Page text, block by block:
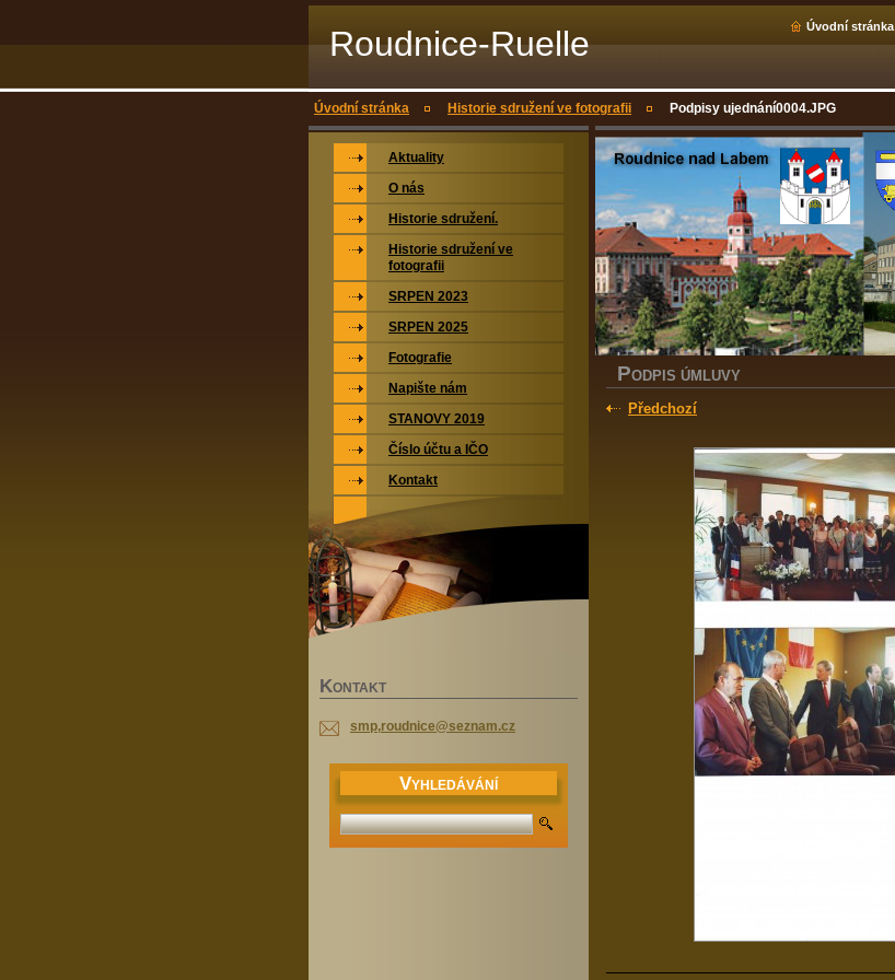
Roudnice-Ruelle Úvodní stránka
Úvodní stránka Historie sdružení ve fotografii Podpisy ujednání0004.JPG
PODPIS ÚMLUVY
Předchozí
Aktuality
O nás
Historie sdružení.
Historie sdružení ve
fotografii
SRPEN 2023
SRPEN 2025
Fotografie
Napište nám
STANOVY 2019
Číslo účtu a IČO
Kontakt
KONTAKT
smp,roudnice@seznam.cz
VYHLEDÁVÁNÍ